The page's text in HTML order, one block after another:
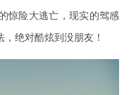
惊险大逃亡，现实的驾感
绝对酷炫到没朋友！